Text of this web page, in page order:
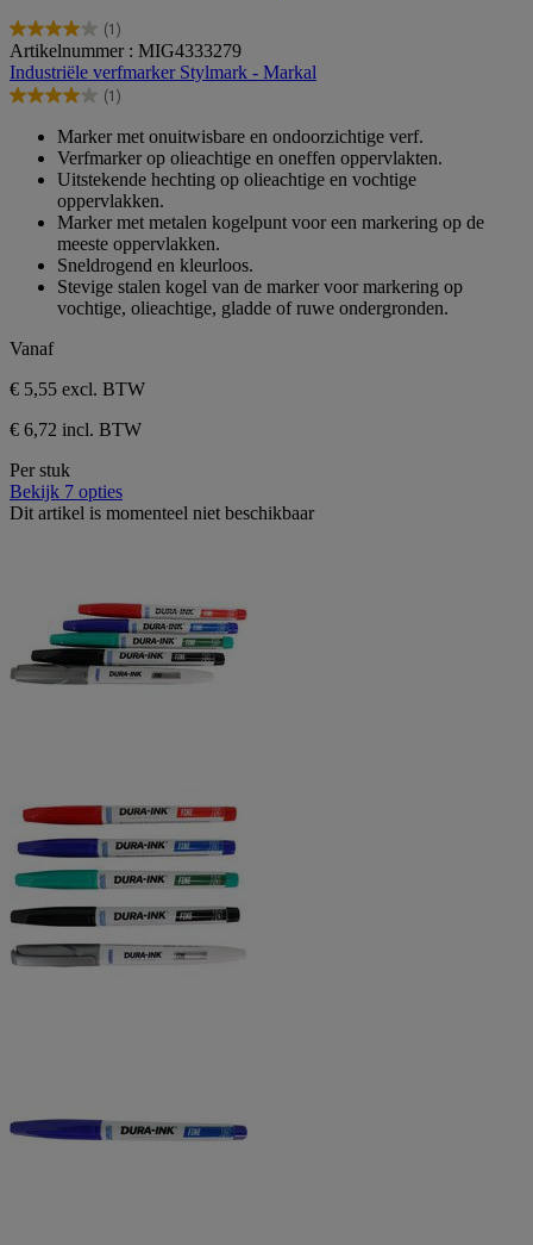
(1)
4.0
van
de
5
beoordeling
Artikelnummer : MIG4333279
Industriële verfmarker Stylmark - Markal
(1)
4.0
sterren.
beoordeling
Marker met onuitwisbare en ondoorzichtige verf.
Verfmarker op olieachtige en oneffen oppervlakten.
Uitstekende hechting op olieachtige en vochtige
oppervlakken.
Marker met metalen kogelpunt voor een markering op de
meeste oppervlakken.
Sneldrogend en kleurloos.
Stevige stalen kogel van de marker voor markering op
vochtige, olieachtige, gladde of ruwe ondergronden.
Vanaf
€ 5,55 excl. BTW
€ 6,72 incl. BTW
Per stuk
Bekijk 7 opties
Dit artikel is momenteel niet beschikbaar